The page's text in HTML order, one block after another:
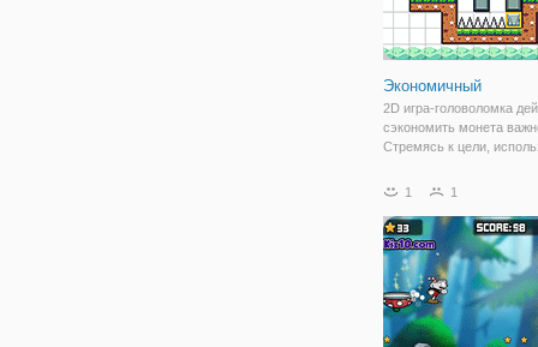
Экономичный
2D игра-головоломка
сэкономить монета
Стремясь к цели,
блоками. Перерыв блок с
полезны. Но нужны
вы очистить сцену,
1 1